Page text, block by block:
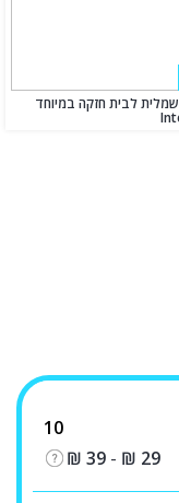
לבית חזקה במיוחד
10
₪ 29
-
₪ 39